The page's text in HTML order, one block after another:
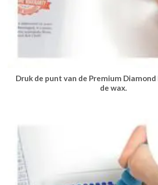
Druk de punt van de Premium Diamond
de wax.